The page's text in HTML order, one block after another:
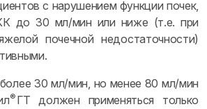
с нарушением функции почек,
до 30 мл/мин или ниже (т.е. при
почечной недостаточности)
30 мл/мин, но менее 80 мл/мин
® ГТ должен применяться только